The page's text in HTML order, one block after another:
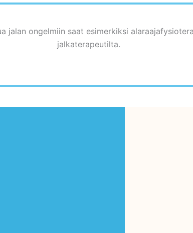
jalan ongelmiin saat esimerkiksi
jalkaterapeutilta.